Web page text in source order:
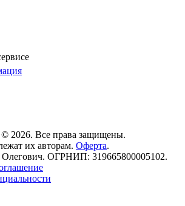
2026. Все права защищены.
их авторам. Оферта.
Олегович. ОГРНИП: 319665800005102.